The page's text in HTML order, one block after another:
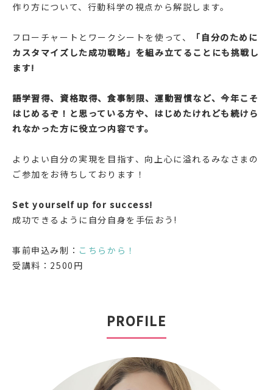
作り方について、行動科学の視点から解説します。
フローチャートとワークシートを使って、
「自分のために
カスタマイズした成功戦略」を組み立てることにも挑戦し
ます!
語学習得、資格取得、食事制限、運動習慣など、今年こそ
はじめるぞ！と思っている方や、はじめたけれども続けら
れなかった方に役立つ内容です。
よりよい自分の実現を目指す、向上心に溢れるみなさまの
ご参加をお待ちしております！
Set yourself up for success!
成功できるように自分自身を手伝おう!
事前申込み制： こちらから！
受講料：2500円
PROFILE